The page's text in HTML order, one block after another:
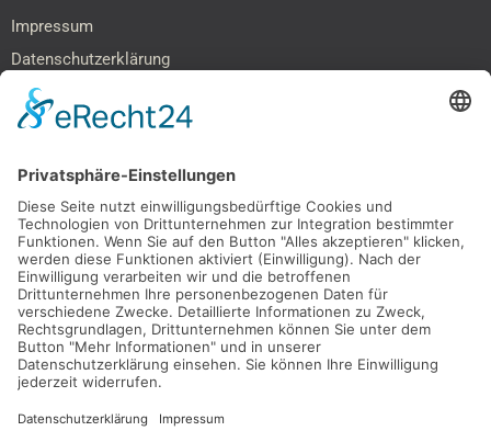
Impressum
Datenschutzerklärung
Barrierefreiheitserklärung